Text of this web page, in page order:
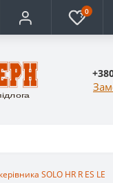
0
SOLO HR R ES LE